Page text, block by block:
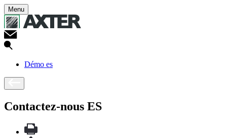
Menu
Démo es
Contactez-nous ES